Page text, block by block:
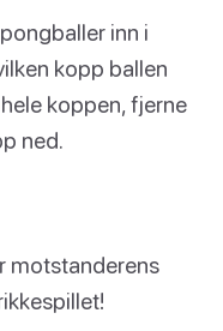
inn i
kopp ballen
koppen, fjerne
ned.
motstanderens